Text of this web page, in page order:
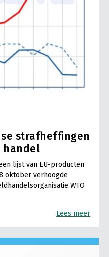
strafheffingen
handel
lijst van EU-producten
oktober verhoogde
WTO
Lees meer